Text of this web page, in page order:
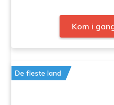
Kom i
De fleste land